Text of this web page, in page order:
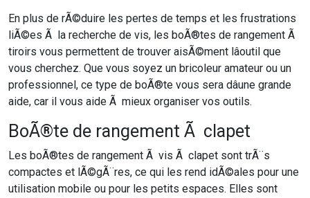
En plus de rÃ©duire les pertes de temps et les frustrations
liÃ©es Ã la recherche de vis, les boÃ®tes de rangement Ã
tiroirs vous permettent de trouver aisÃ©ment lâoutil que
vous cherchez. Que vous soyez un bricoleur amateur ou un
professionnel, ce type de boÃ®te vous sera dâune grande
aide, car il vous aide Ã mieux organiser vos outils.
BoÃ®te de rangement Ã clapet
Les boÃ®tes de rangement Ã vis Ã clapet sont trÃ¨s
compactes et lÃ©gÃ¨res, ce qui les rend idÃ©ales pour une
utilisation mobile ou pour les petits espaces. Elles sont